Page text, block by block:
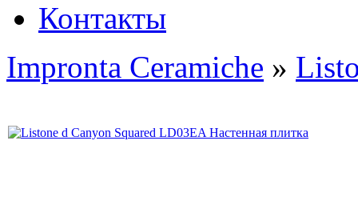
Контакты
Impronta Ceramiche »